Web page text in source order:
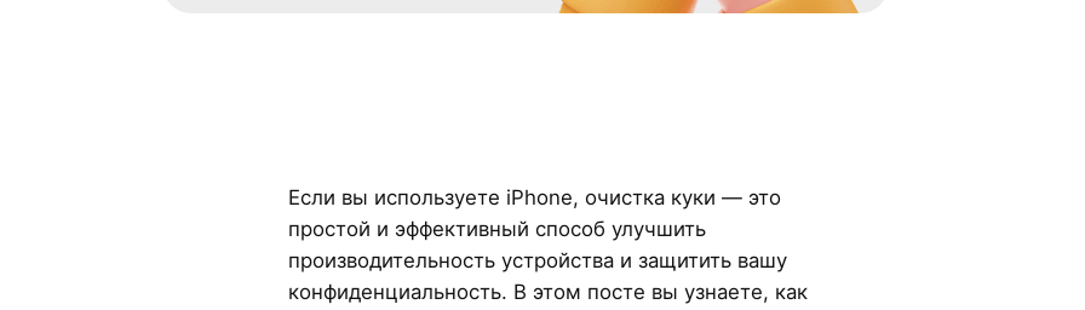
Если вы используете iPhone, очистка куки — это
простой и эффективный способ улучшить
производительность устройства и защитить вашу
конфиденциальность. В этом посте вы узнаете, как